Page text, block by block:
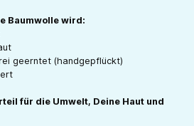
Baumwolle wird:
geerntet (handgepflückt)
für die Umwelt, Deine Haut und